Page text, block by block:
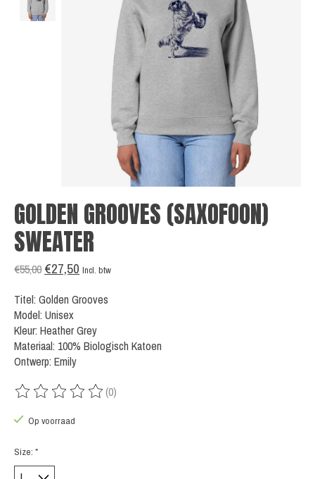
GOLDEN GROOVES (SAXOFOON)
SWEATER
€55,00 €27,50 Incl. btw
Titel: Golden Grooves
Model: Unisex
Kleur: Heather Grey
Materiaal: 100% Biologisch Katoen
Ontwerp: Emily
De beoordeling van dit product is
(0)
Op voorraad
Size: *